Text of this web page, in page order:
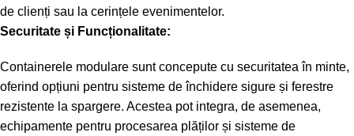
de clienți sau la cerințele evenimentelor.
Securitate și Funcționalitate:
Containerele modulare sunt concepute cu securitatea în minte,
oferind opțiuni pentru sisteme de închidere sigure și ferestre
rezistente la spargere. Acestea pot integra, de asemenea,
echipamente pentru procesarea plăților și sisteme de